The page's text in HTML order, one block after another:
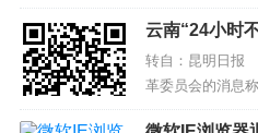
居家摆放。虎皮
要施太多肥料，
皮兰的养殖方法
吧。 一、土壤 虎
云南“24小时
设启动
转自：昆明日
革委员会的消息
平台”项目建设已